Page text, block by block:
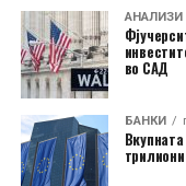
АНАЛИЗИ
во САД
БАНКИ